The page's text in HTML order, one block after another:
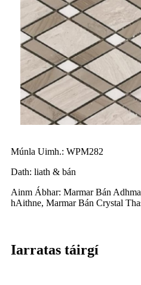
Múnla Uimh.: WPM282
Dath: liath & bán
Ainm Ábhar: Marmar Bán
hAithne, Marmar Bán Crystal
Iarratas táirgí